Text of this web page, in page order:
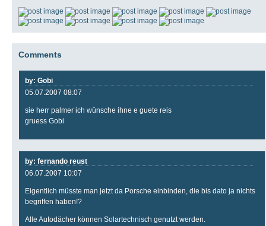
Comments
by: Gobi
05.07.2007 08:07
sie herr palmer ich wünsche ihne e guete reis
gruess Gobi
by: fernando reust
06.07.2007 10:07
Eigentlich müsste man jetzt da Porsche einbinden, die bis dato ja nichts
begriffen haben!?
Alle Autodächer können Solartechnisch genutzt werden.